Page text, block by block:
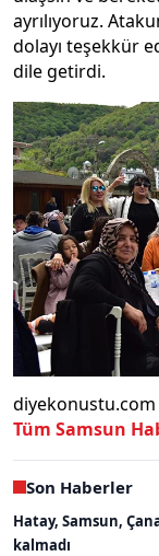
ayrılıyoruz.
dolayı teşekkür
dile getirdi.
diyekonustu.com
Tüm Samsun
Son Haberler
Hatay, Samsun,
kalmadı